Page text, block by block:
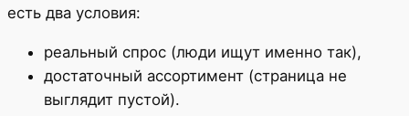
есть два условия:
реальный спрос (люди ищут именно так),
достаточный ассортимент (страница не
выглядит пустой).